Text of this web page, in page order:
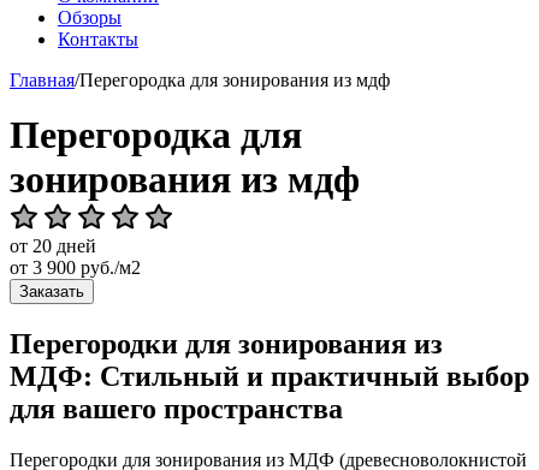
Обзоры
Контакты
Главная/Перегородка для зонирования из мдф
Перегородка для
зонирования из мдф
от 20 дней
от 3 900 руб./м2
Заказать
Перегородки для зонирования из
МДФ: Стильный и практичный выбор
для вашего пространства
Перегородки для зонирования из МДФ (древесноволокнистой